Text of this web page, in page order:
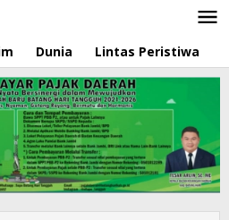
Dunia Lintas Peristiwa